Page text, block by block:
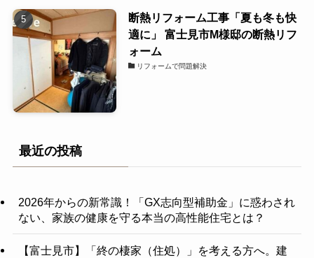
断熱リフォーム工事「夏も冬も快
適に」 富士見市M様邸の断熱リフ
ォーム
リフォームで問題解決
最近の投稿
2026年からの新常識！「GX志向型補助金」に惑わされ
ない、家族の健康を守る本当の高性能住宅とは？
【富士見市】「終の棲家（住処）」を考える方へ。建